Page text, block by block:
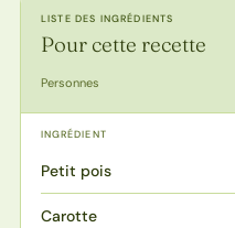
LISTE DES INGRÉDIENTS
Pour cette recette
Personnes
INGRÉDIENT
Petit pois
Carotte